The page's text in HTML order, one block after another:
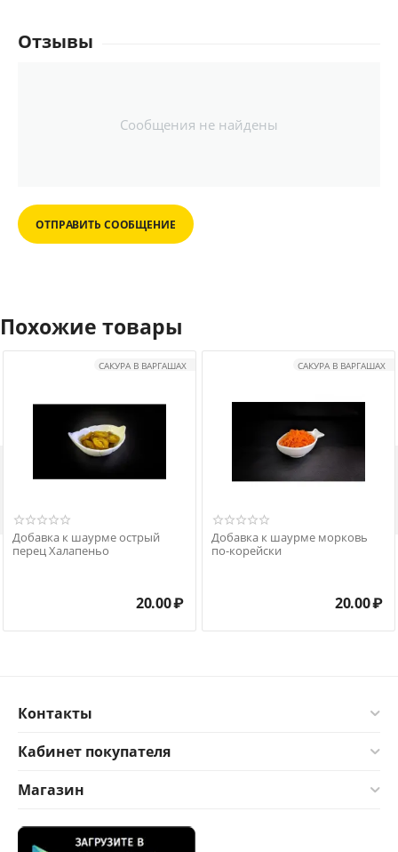
Отзывы
Сообщения не найдены
ОТПРАВИТЬ СООБЩЕНИЕ
Похожие товары
САКУРА В ВАРГАШАХ
Добавка к шаурме острый
перец Халапеньо
20.00₽
САКУРА В ВАРГАШАХ
Добавка к шаурме морковь
по-корейски
20.00₽
Контакты
Кабинет покупателя
Магазин